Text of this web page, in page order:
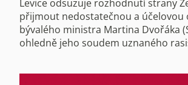
Levice odsuzuje rozhodnutí strany
přijmout nedostatečnou a účelovou
bývalého ministra Martina Dvořáka
ohledně jeho soudem uznaného